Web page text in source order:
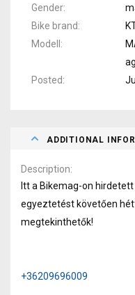
Gender
Bike brand
Modell
Posted
ADDITIONAL
Description
Itt a Bikemag-on
egyeztetést követően
megtekinthetők!
+36209696009